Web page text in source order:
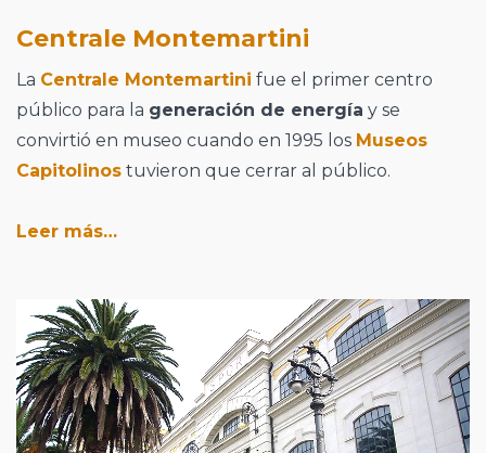
Centrale Montemartini
La Centrale Montemartini fue el primer centro
público para la generación de energía y se
convirtió en museo cuando en 1995 los Museos
Capitolinos tuvieron que cerrar al público.
Leer más…